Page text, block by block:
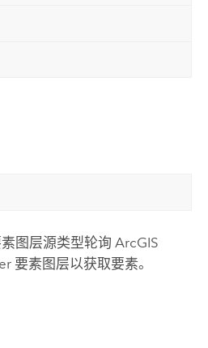
图层源类型轮询 ArcGIS
要素图层以获取要素。